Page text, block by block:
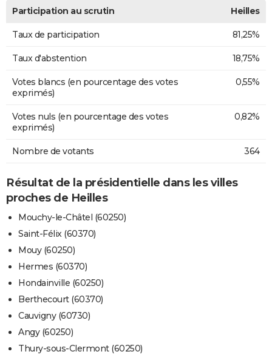
Participation au scrutin Heilles
Taux de participation 81,25%
Taux d'abstention 18,75%
Votes blancs (en pourcentage des votes
exprimés)
0,55%
Votes nuls (en pourcentage des votes
exprimés)
0,82%
Nombre de votants 364
Résultat de la présidentielle dans les villes
proches de Heilles
Mouchy-le-Châtel (60250)
Saint-Félix (60370)
Mouy (60250)
Hermes (60370)
Hondainville (60250)
Berthecourt (60370)
Cauvigny (60730)
Angy (60250)
Thury-sous-Clermont (60250)